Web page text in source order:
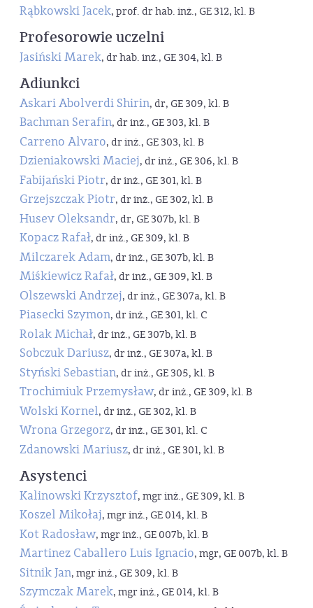
Rąbkowski Jacek, prof. dr hab. inż., GE 312, kl. B
Profesorowie uczelni
Jasiński Marek, dr hab. inż., GE 304, kl. B
Adiunkci
Askari Abolverdi Shirin, dr, GE 309, kl. B
Bachman Serafin, dr inż., GE 303, kl. B
Carreno Alvaro, dr inż., GE 303, kl. B
Dzieniakowski Maciej, dr inż., GE 306, kl. B
Fabijański Piotr, dr inż., GE 301, kl. B
Grzejszczak Piotr, dr inż., GE 302, kl. B
Husev Oleksandr, dr, GE 307b, kl. B
Kopacz Rafał, dr inż., GE 309, kl. B
Milczarek Adam, dr inż., GE 307b, kl. B
Miśkiewicz Rafał, dr inż., GE 309, kl. B
Olszewski Andrzej, dr inż., GE 307a, kl. B
Piasecki Szymon, dr inż., GE 301, kl. C
Rolak Michał, dr inż., GE 307b, kl. B
Sobczuk Dariusz, dr inż., GE 307a, kl. B
Styński Sebastian, dr inż., GE 305, kl. B
Trochimiuk Przemysław, dr inż., GE 309, kl. B
Wolski Kornel, dr inż., GE 302, kl. B
Wrona Grzegorz, dr inż., GE 301, kl. C
Zdanowski Mariusz, dr inż., GE 301, kl. B
Asystenci
Kalinowski Krzysztof, mgr inż., GE 309, kl. B
Koszel Mikołaj, mgr inż., GE 014, kl. B
Kot Radosław, mgr inż., GE 007b, kl. B
Martinez Caballero Luis Ignacio, mgr, GE 007b, kl. B
Sitnik Jan, mgr inż., GE 309, kl. B
Szymczak Marek, mgr inż., GE 014, kl. B